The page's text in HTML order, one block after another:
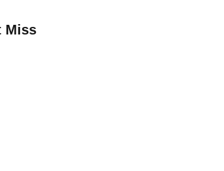
Miss